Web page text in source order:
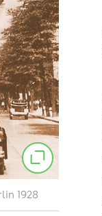
1928